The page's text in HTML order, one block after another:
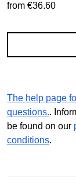
from €36.60
The help page
questions..
be found on our
conditions.